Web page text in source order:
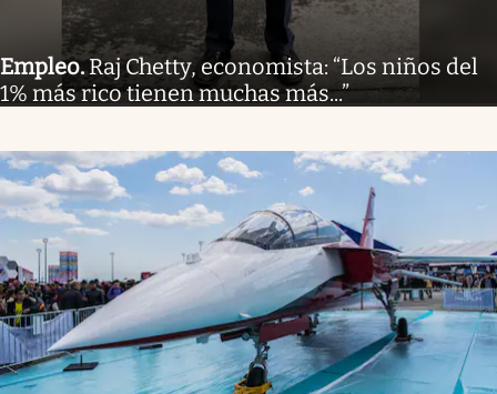
Empleo.Raj Chetty, economista: “Los niños del
1% más rico tienen muchas más...”